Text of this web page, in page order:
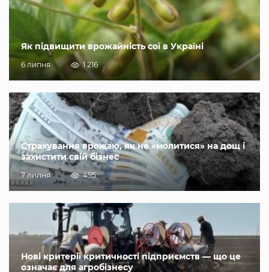
Як підвищити врожайність сої в Україні
6 липня 1 216
Страхування врожаю, як не «молитися» на дощ і
захистити свій бізнес
7 липня 495
Нові критерії критичності підприємств — що це
означає для агробізнесу